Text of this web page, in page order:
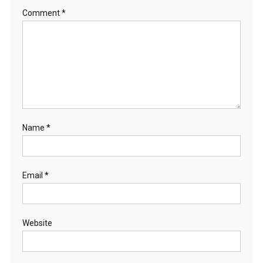
Comment*
Name *
Email *
Website